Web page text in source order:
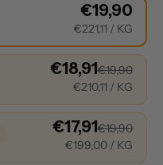
€19,90
€221,11 / KG
€18,91€19,90
€210,11 / KG
€17,91€19,90
€199,00/ KG